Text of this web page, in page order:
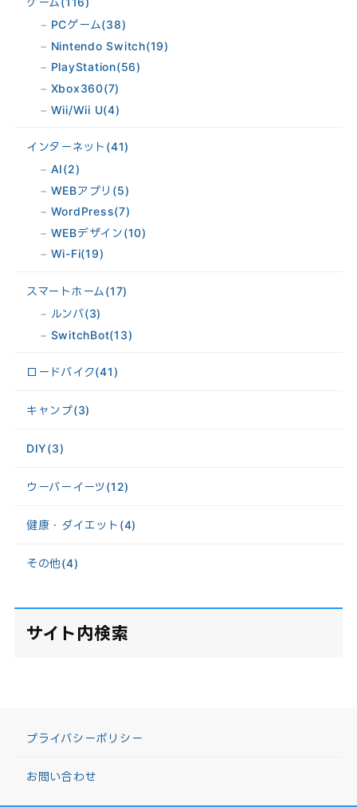
PCゲーム(38)
Nintendo Switch(19)
PlayStation(56)
Xbox360(7)
Wii/Wii U(4)
インターネット (41)
AI(2)
WEBアプリ (5)
WordPress(7)
WEBデザイン(10)
Wi-Fi(19)
スマートホーム(17)
ルンバ(3)
SwitchBot(13)
ロードバイク(41)
キャンプ(3)
DIY(3)
ウーバーイーツ(12)
健康・ダイエット (4)
その他(4)
サイト内検索
プライバシーポリシー
お問い合わせ